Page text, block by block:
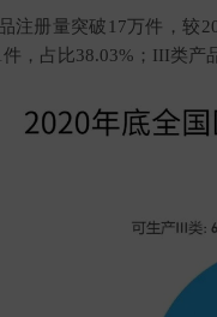
注册量突破17万件，较
，占比38.03%；III类产